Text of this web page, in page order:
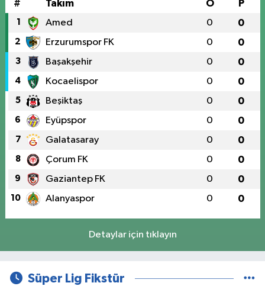
# Takım O P
1 Amed 0 0
2 Erzurumspor FK 0 0
3 Başakşehir 0 0
4 Kocaelispor 0 0
5 Beşiktaş 0 0
6 Eyüpspor 0 0
7 Galatasaray 0 0
8 Çorum FK 0 0
9 Gaziantep FK 0 0
10 Alanyaspor 0 0
Detaylar için tıklayın
Süper Lig Fikstür